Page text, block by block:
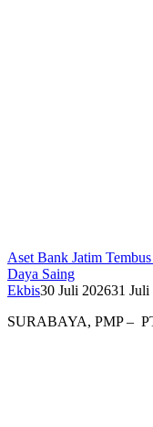
Aset Bank Jatim
Daya Saing
Ekbis30 Juli 202631 Juli
SURABAYA, PMP –